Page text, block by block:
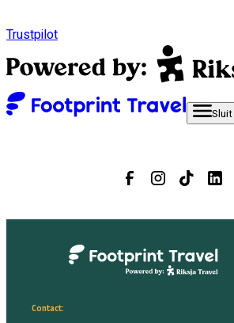
Trustpilot
Sluit
Contact: